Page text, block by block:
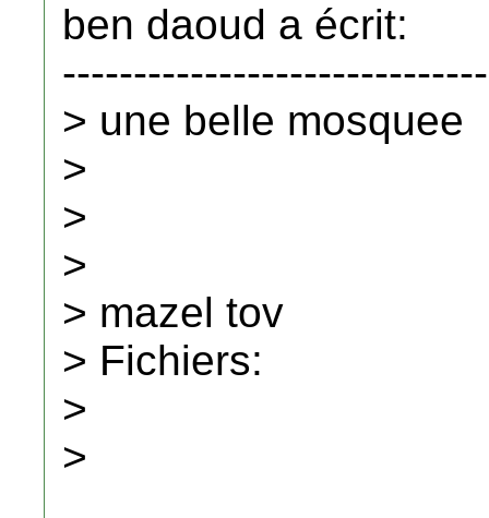
ben daoud a écrit:
> une belle mosquee
>
>
>
> mazel tov
> Fichiers:
>
>